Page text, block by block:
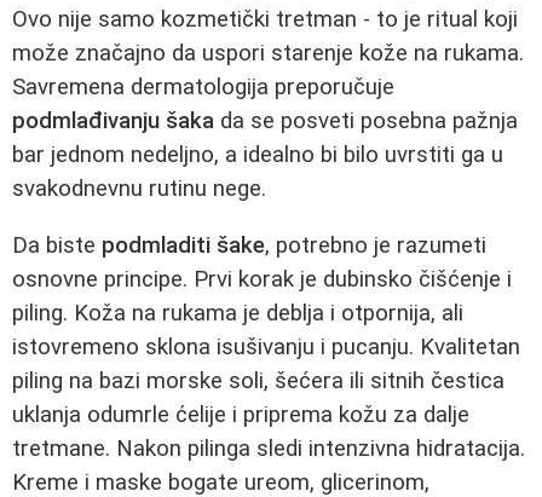
Ovo nije samo kozmetički tretman - to je ritual koji
može značajno da uspori starenje kože na rukama.
Savremena dermatologija preporučuje
podmlađivanju šaka da se posveti posebna pažnja
bar jednom nedeljno, a idealno bi bilo uvrstiti ga u
svakodnevnu rutinu nege.
Da biste podmladiti šake, potrebno je razumeti
osnovne principe. Prvi korak je dubinsko čišćenje i
piling. Koža na rukama je deblja i otpornija, ali
istovremeno sklona isušivanju i pucanju. Kvalitetan
piling na bazi morske soli, šećera ili sitnih čestica
uklanja odumrle ćelije i priprema kožu za dalje
tretmane. Nakon pilinga sledi intenzivna hidratacija.
Kreme i maske bogate ureom, glicerinom,